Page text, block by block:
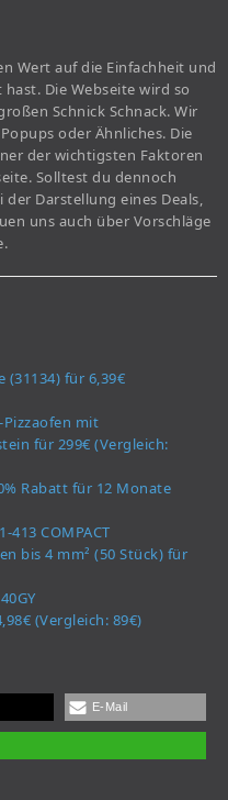
Wert auf die Einfachheit und
Die Webseite wird so
Schnick Schnack. Wir
oder Ähnliches. Die
der wichtigsten Faktoren
Solltest du dennoch
Darstellung eines Deals,
uns auch über Vorschläge
(31134) für 6,39€
Pizzaofen mit
für 299€ (Vergleich:
Rabatt für 12 Monate
413 COMPACT
bis 4 mm² (50 Stück) für
(Vergleich: 89€)
E-Mail